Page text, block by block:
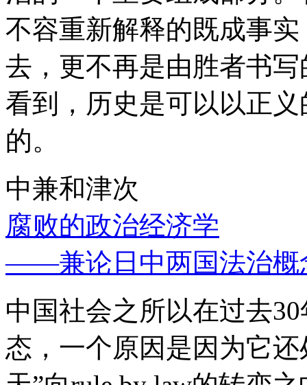
不容重新解释的既成事
去，更不再是由胜者书
看到，历史是可以以正
的。
中兼和津次
腐败的政治经济学
——兼论日中两国法治概
中国社会之所以在过去
态，一个原因是因为它